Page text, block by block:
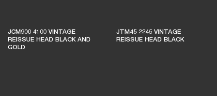
JCM900 4100 VINTAGE
REISSUE HEAD BLACK AND
GOLD
JTM45 2245 VINTAGE
REISSUE HEAD BLACK